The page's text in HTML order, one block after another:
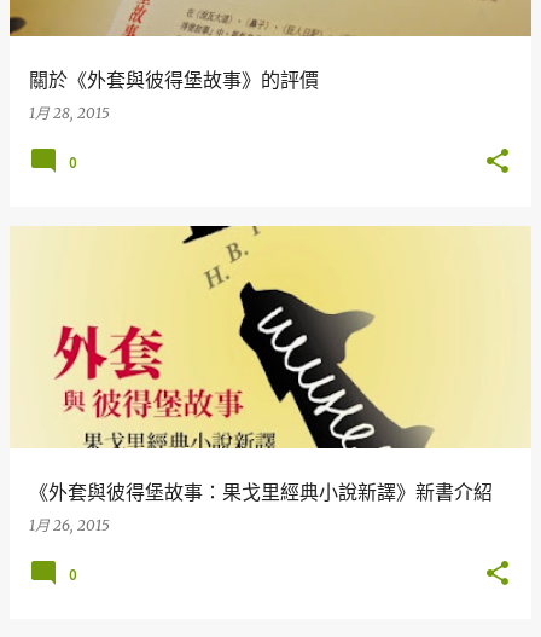
關於《外套與彼得堡故事》的評價
1月 28, 2015
0
《外套與彼得堡故事：果戈里經典小說新譯》新書介紹
1月 26, 2015
0